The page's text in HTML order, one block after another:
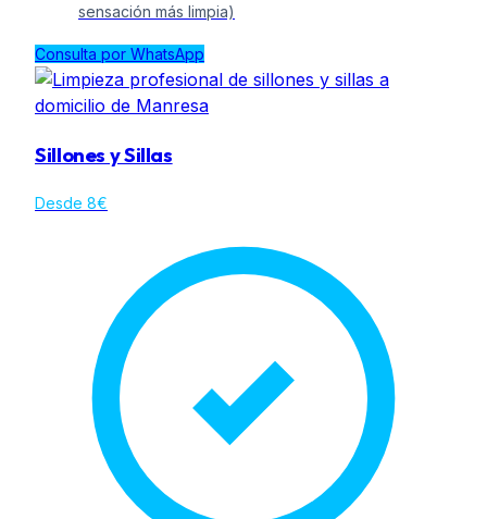
sensación más limpia)
Consulta por WhatsApp
Sillones y Sillas
Desde 8€